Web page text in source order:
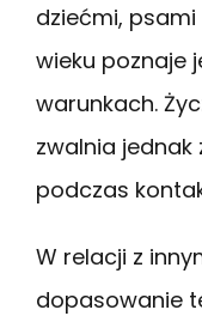
dziećmi,
wieku poznaje
warunkach.
zwalnia jednak
podczas
W relacji z
dopasowanie